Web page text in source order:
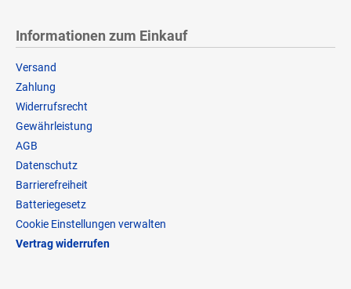
Informationen zum Einkauf
Versand
Zahlung
Widerrufsrecht
Gewährleistung
AGB
Datenschutz
Barrierefreiheit
Batteriegesetz
Cookie Einstellungen verwalten
Vertrag widerrufen